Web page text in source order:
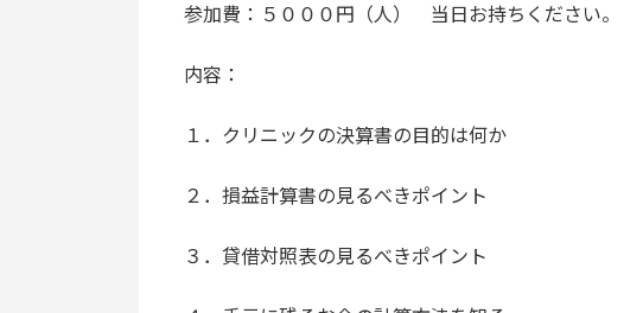
参加費：５０００円（人） 当日お持ちください。
内容：
１．クリニックの決算書の目的は何か
２．損益計算書の見るべきポイント
３．貸借対照表の見るべきポイント